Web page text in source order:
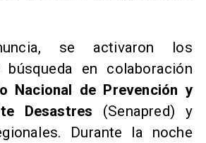
se activaron los
en colaboración
Nacional de Prevención y
Desastres (Senapred) y
Durante la noche